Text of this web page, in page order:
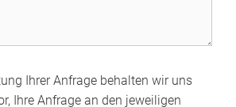
Ihrer Anfrage behalten wir uns
Ihre Anfrage an den jeweiligen